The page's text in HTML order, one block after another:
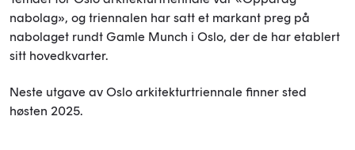
nabolag», og triennalen har satt et markant preg på
nabolaget rundt Gamle Munch i Oslo, der de har etablert
sitt hovedkvarter.
Neste utgave av Oslo arkitekturtriennale finner sted
høsten 2025.